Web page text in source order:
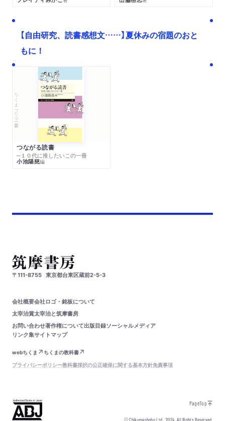
【自由研究、読書感想文……】夏休みの宿題のおと
もに！
ちくまプリマー新書
つながる読書
─１０代に推したいこの一冊
小池陽慈編
〒111-8755 東京都台東区蔵前2-5-3
会社概要会社ロゴ・銘板について
太宰治賞太宰治と筑摩書房
お問い合わせ著作権について出版目録ソーシャルメディア
リンク集サイトマップ
webちくま
ちくまの教科書
プライバシーポリシー教科書採択の公正確保に関する基本方針免責事項
PageTop
© Chikumashobo Ltd.2024 All Rights Reserved.